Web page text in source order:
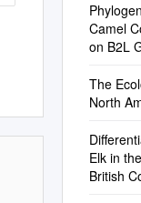
Camel
on B2L
The
North
Elk in
British